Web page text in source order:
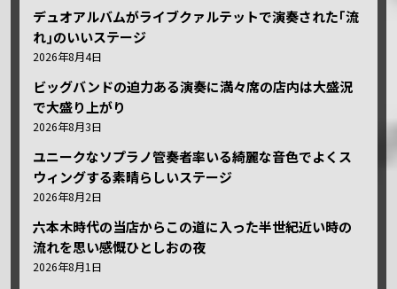
デュオアルバムがライブクァルテットで演奏された｢流
れ｣のいいステージ
2026年8月4日
ビッグバンドの迫力ある演奏に満々席の店内は大盛況
で大盛り上がり
2026年8月3日
ユニークなソプラノ管奏者率いる綺麗な音色でよくス
ウィングする素晴らしいステージ
2026年8月2日
六本木時代の当店からこの道に入った半世紀近い時の
流れを思い感慨ひとしおの夜
2026年8月1日